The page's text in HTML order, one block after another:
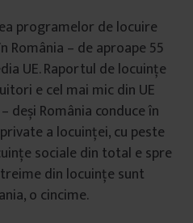
programelor de locuire
– de aproape 55
UE. Raportul de locuințe
e cel mai mic din UE
deși România conduce în
a locuinței, cu peste
sociale din total e spre
din locuințe sunt
o cincime.